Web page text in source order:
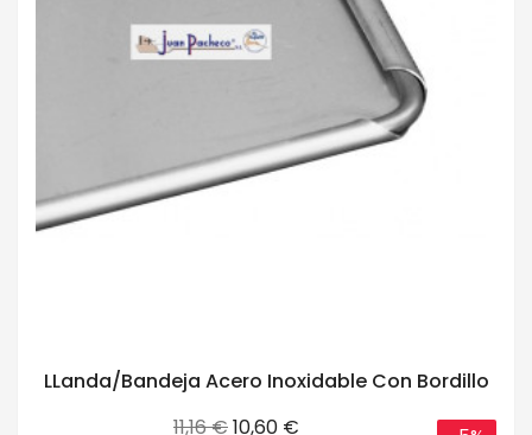
LLanda/Bandeja Acero Inoxidable Con Bordillo
Precio
11,16 €Precio
10,60 €